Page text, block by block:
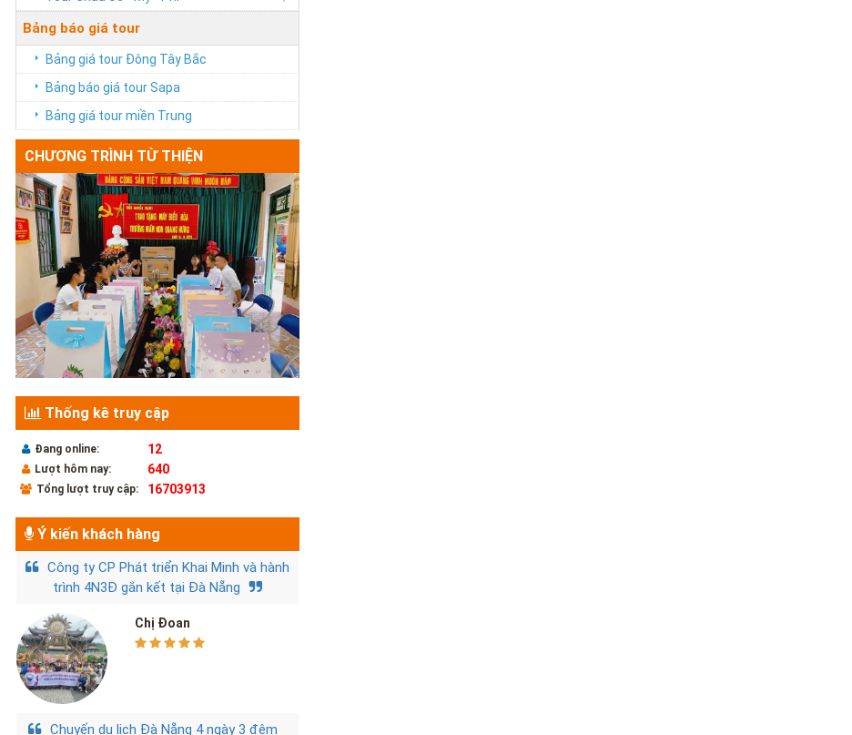
Bảng báo giá tour
Bảng giá tour Đông Tây Bắc
Bảng báo giá tour Sapa
Bảng giá tour miền Trung
CHƯƠNG TRÌNH TỪ THIỆN
Thống kê truy cập
Đang online: 12
Lượt hôm nay: 640
Tổng lượt truy cập: 16703913
Ý kiến khách hàng
Công ty CP Phát triển Khai Minh và hành
trình 4N3Đ gắn kết tại Đà Nẵng
Chị Đoan
Chuyến du lịch Đà Nẵng 4 ngày 3 đêm